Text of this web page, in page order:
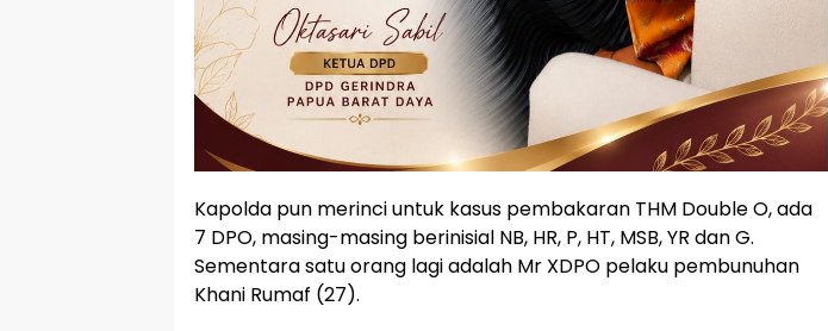
Kapolda pun merinci untuk kasus pembakaran THM Double O, ada
7 DPO, masing-masing berinisial NB, HR, P, HT, MSB, YR dan G.
Sementara satu orang lagi adalah Mr XDPO pelaku pembunuhan
Khani Rumaf (27).